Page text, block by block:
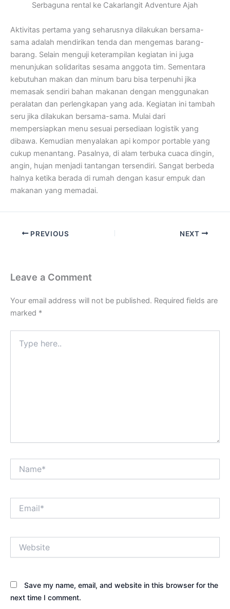
Serbaguna rental ke Cakarlangit Adventure Ajah
Aktivitas pertama yang seharusnya dilakukan bersama-
sama adalah mendirikan tenda dan mengemas barang-
barang. Selain menguji keterampilan kegiatan ini juga
menunjukan solidaritas sesama anggota tim. Sementara
kebutuhan makan dan minum baru bisa terpenuhi jika
memasak sendiri bahan makanan dengan menggunakan
peralatan dan perlengkapan yang ada. Kegiatan ini tambah
seru jika dilakukan bersama-sama. Mulai dari
mempersiapkan menu sesuai persediaan logistik yang
dibawa. Kemudian menyalakan api kompor portable yang
cukup menantang. Pasalnya, di alam terbuka cuaca dingin,
angin, hujan menjadi tantangan tersendiri. Sangat berbeda
halnya ketika berada di rumah dengan kasur empuk dan
makanan yang memadai.
PREVIOUS NEXT
Leave a Comment
Your email address will not be published. Required fields are
marked *
here..
Save my name, email, and website in this browser for the
next time I comment.